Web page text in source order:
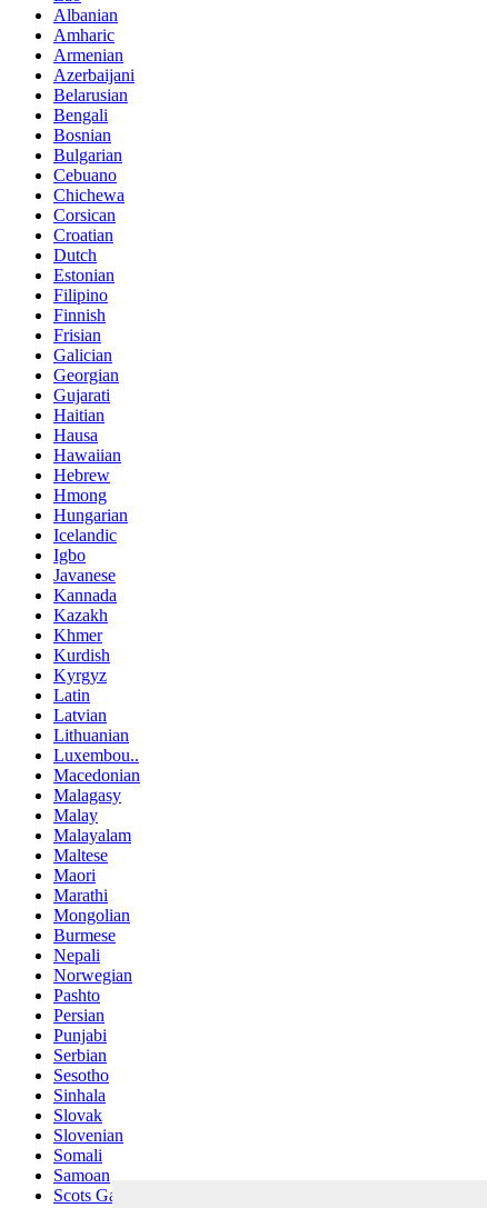
Albanian
Amharic
Armenian
Azerbaijani
Belarusian
Bengali
Bosnian
Bulgarian
Cebuano
Chichewa
Corsican
Croatian
Dutch
Estonian
Filipino
Finnish
Frisian
Galician
Georgian
Gujarati
Haitian
Hausa
Hawaiian
Hebrew
Hmong
Hungarian
Icelandic
Igbo
Javanese
Kannada
Kazakh
Khmer
Kurdish
Kyrgyz
Latin
Latvian
Lithuanian
Luxembou..
Macedonian
Malagasy
Malay
Malayalam
Maltese
Maori
Marathi
Mongolian
Burmese
Nepali
Norwegian
Pashto
Persian
Punjabi
Serbian
Sesotho
Sinhala
Slovak
Slovenian
Somali
Samoan
Scots Gaelic